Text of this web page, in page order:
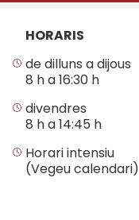
HORARIS
de dilluns a dijous
8 h a 16:30 h
divendres
8 h a 14:45 h
Horari intensiu
(Vegeu calendari)